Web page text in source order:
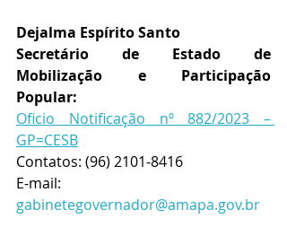
Dejalma Espírito Santo
Secretário de Estado de
Mobilização e Participação
Popular:
Oficio Notificação nº 882/2023 –
GP=CESB
Contatos: (96) 2101-8416
gabinetegovernador@amapa.gov.br